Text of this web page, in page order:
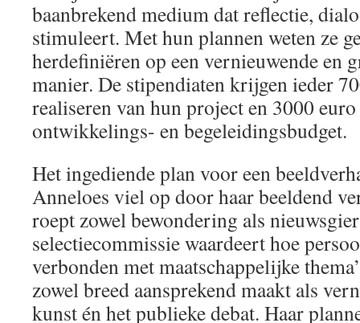
baanbrekend medium dat reflectie,
stimuleert. Met hun plannen weten ze
herdefiniëren op een vernieuwende en
manier. De stipendiaten krijgen ieder
realiseren van hun project en 3000
ontwikkelings- en begeleidingsbudget.
Het ingediende plan voor een
Anneloes viel op door haar beeldend
roept zowel bewondering als
selectiecommissie waardeert hoe
verbonden met maatschappelijke
zowel breed aansprekend maakt als
kunst én het publieke debat. Haar